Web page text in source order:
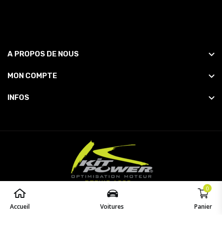
Accueil Voitures Panier
0
A PROPOS DE NOUS
MON COMPTE
INFOS
© 2026 opaq